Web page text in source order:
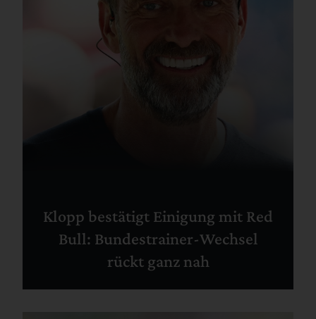
Klopp bestätigt Einigung mit Red
Bull: Bundestrainer-Wechsel
rückt ganz nah